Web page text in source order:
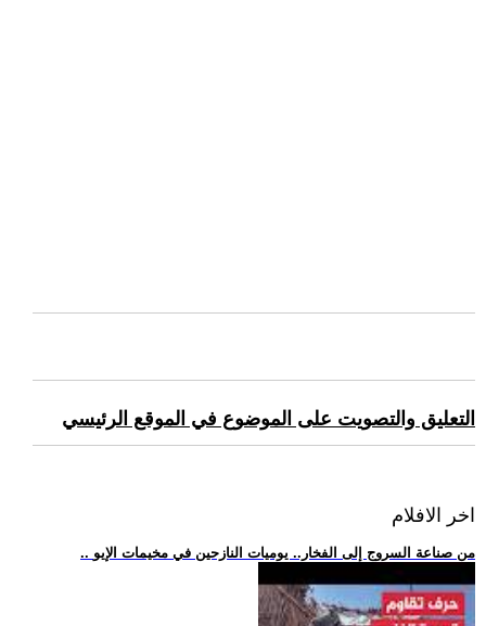
التعليق والتصويت على الموضوع في الموقع الرئيسي
اخر الافلام
.. من صناعة السروج إلى الفخار.. يوميات النازحين في مخيمات الإيو